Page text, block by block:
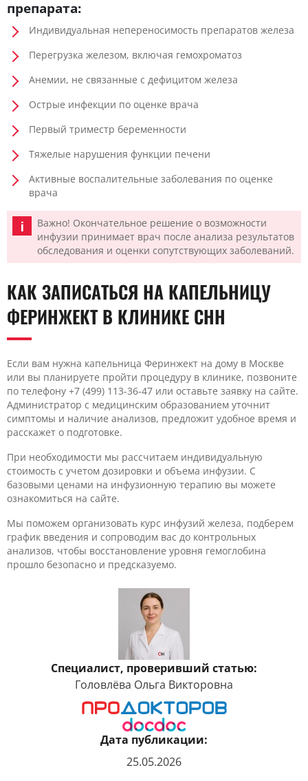
препарата:
Индивидуальная непереносимость препаратов железа
Перегрузка железом, включая гемохроматоз
Анемии, не связанные с дефицитом железа
Острые инфекции по оценке врача
Первый триместр беременности
Тяжелые нарушения функции печени
Активные воспалительные заболевания по оценке
врача
Важно! Окончательное решение о возможности
инфузии принимает врач после анализа результатов
обследования и оценки сопутствующих заболеваний.
КАК ЗАПИСАТЬСЯ НА КАПЕЛЬНИЦУ
ФЕРИНЖЕКТ В КЛИНИКЕ CHH
Если вам нужна капельница Феринжект на дому в Москве
или вы планируете пройти процедуру в клинике, позвоните
по телефону +7 (499) 113-36-47 или оставьте заявку на сайте.
Администратор с медицинским образованием уточнит
симптомы и наличие анализов, предложит удобное время и
расскажет о подготовке.
При необходимости мы рассчитаем индивидуальную
стоимость с учетом дозировки и объема инфузии. С
базовыми ценами на инфузионную терапию вы можете
ознакомиться на сайте.
Мы поможем организовать курс инфузий железа, подберем
график введения и сопроводим вас до контрольных
анализов, чтобы восстановление уровня гемоглобина
прошло безопасно и предсказуемо.
Специалист, проверивший статью:
Головлёва Ольга Викторовна
Дата публикации:
25.05.2026